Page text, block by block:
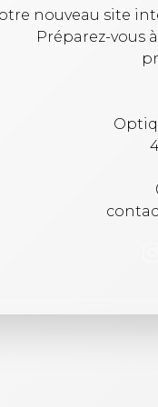
nouveau site
Préparez-vous